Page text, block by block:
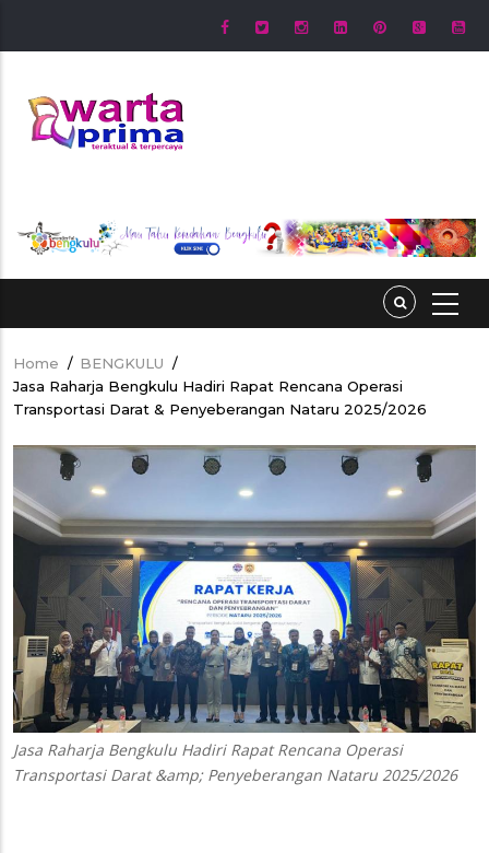
Breadcrumb
Home / BENGKULU /
Jasa Raharja Bengkulu Hadiri Rapat Rencana Operasi
Transportasi Darat & Penyeberangan Nataru 2025/2026
Jasa Raharja Bengkulu Hadiri Rapat Rencana Operasi
Transportasi Darat &amp; Penyeberangan Nataru 2025/2026